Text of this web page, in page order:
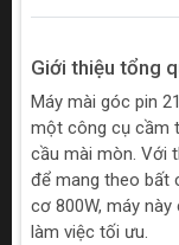
Giới thiệu tổng
Máy mài góc pin
một công cụ cầm
cầu mài mòn. Với
để mang theo bất
cơ 800W, máy
làm việc tối ưu.